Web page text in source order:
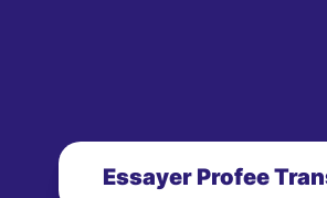
Essayer Profee